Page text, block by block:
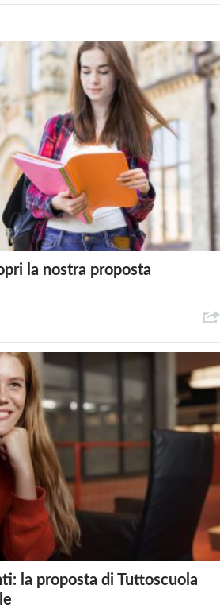
la nostra proposta
la proposta di Tuttoscuola